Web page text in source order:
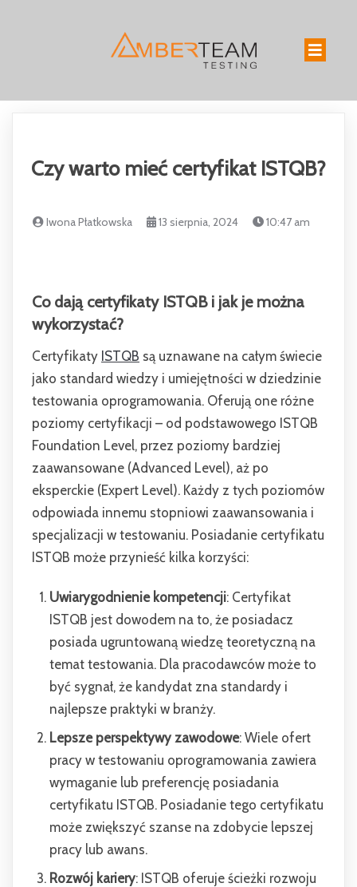
Czy warto mieć certyfikat ISTQB?
Iwona Płatkowska 13 sierpnia, 2024 10:47 am
Co dają certyfikaty ISTQB i jak je można
wykorzystać?
Certyfikaty ISTQB są uznawane na całym świecie
jako standard wiedzy i umiejętności w dziedzinie
testowania oprogramowania. Oferują one różne
poziomy certyfikacji – od podstawowego ISTQB
Foundation Level, przez poziomy bardziej
zaawansowane (Advanced Level), aż po
eksperckie (Expert Level). Każdy z tych poziomów
odpowiada innemu stopniowi zaawansowania i
specjalizacji w testowaniu. Posiadanie certyfikatu
ISTQB może przynieść kilka korzyści:
Uwiarygodnienie kompetencji: Certyfikat
ISTQB jest dowodem na to, że posiadacz
posiada ugruntowaną wiedzę teoretyczną na
temat testowania. Dla pracodawców może to
być sygnał, że kandydat zna standardy i
najlepsze praktyki w branży.
Lepsze perspektywy zawodowe: Wiele ofert
pracy w testowaniu oprogramowania zawiera
wymaganie lub preferencję posiadania
certyfikatu ISTQB. Posiadanie tego certyfikatu
może zwiększyć szanse na zdobycie lepszej
pracy lub awans.
Rozwój kariery: ISTQB oferuje ścieżki rozwoju